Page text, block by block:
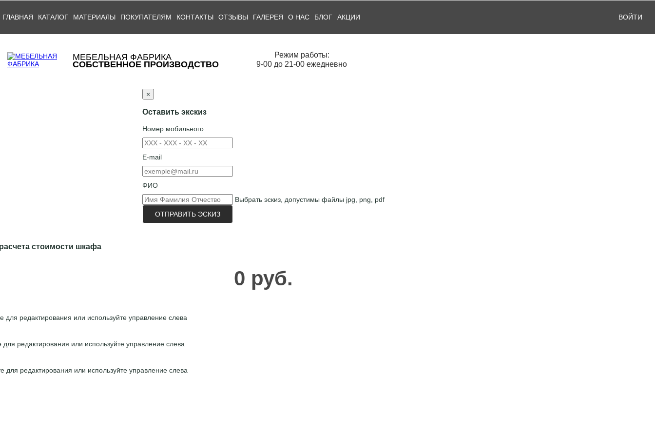
ГЛАВНАЯ КАТАЛОГ МАТЕРИАЛЫ ПОКУПАТЕЛЯМ КОНТАКТЫ ОТЗЫВЫ ГАЛЕРЕЯ О НАС БЛОГ АКЦИИ ВОЙТИ
МЕБЕЛЬНАЯ ФАБРИКА
СОБСТВЕННОЕ ПРОИЗВОДСТВО
Режим работы:
9-00 до 21-00 ежедневно
×
Оставить экскиз
Номер мобильного
E-mail
ФИО
Выбрать эскиз, допустимы файлы jpg, png, pdf
ОТПРАВИТЬ ЭСКИЗ
стоимости шкафа
0 руб.
для редактирования или используйте управление слева
для редактирования или используйте управление слева
для редактирования или используйте управление слева